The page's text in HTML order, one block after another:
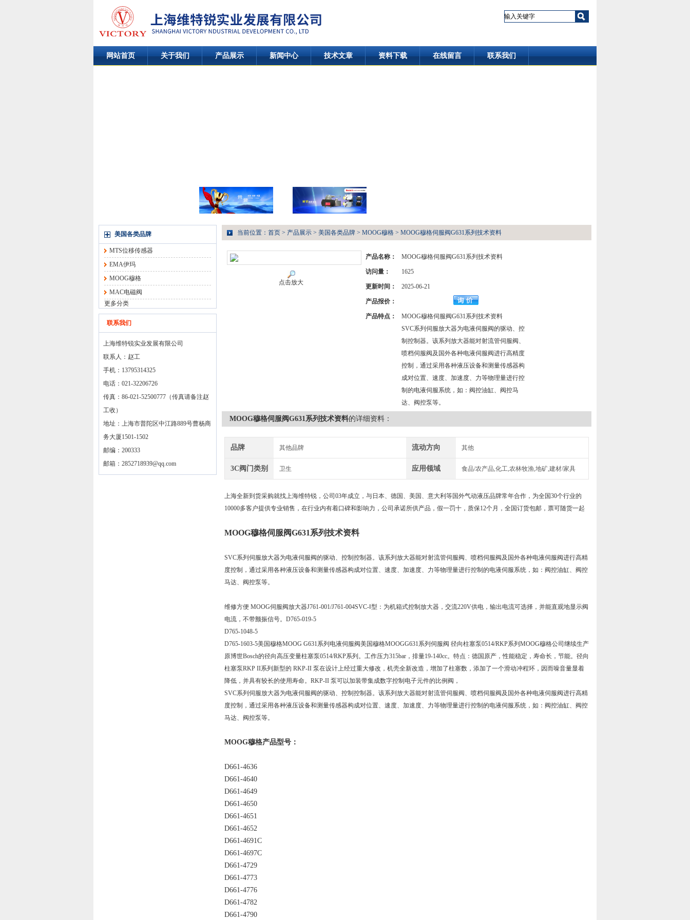
网站首页 关于我们 产品展示 新闻中心 技术文章 资料下载 在线留言 联系我们
美国各类品牌
MTS位移传感器
EMA伊玛
MOOG穆格
MAC电磁阀
更多分类
联系我们
上海维特锐实业发展有限公司
联系人：赵工
手机：13795314325
电话：021-32206726
传真：86-021-52500777（传真请备注赵
工收）
地址：上海市普陀区中江路889号曹杨商
务大厦1501-1502
邮编：200333
邮箱： 2852718939@qq.com
当前位置： 首页 > 产品展示 > 美国各类品牌 > MOOG穆格 > MOOG穆格伺服阀G631系列技术资料
点击放大
产品名称： MOOG穆格伺服阀G631系列技术资料
访问量： 1625
更新时间： 2025-06-21
产品报价：
产品特点：
MOOG穆格伺服阀G631系列技术资料
SVC系列伺服放大器为电液伺服阀的驱动、控
制控制器。该系列放大器能对射流管伺服阀、
喷档伺服阀及国外各种电液伺服阀进行高精度
控制，通过采用各种液压设备和测量传感器构
成对位置、速度、加速度、力等物理量进行控
制的电液伺服系统，如：阀控油缸、阀控马
达、阀控泵等。
MOOG穆格伺服阀G631系列技术资料的详细资料：
品牌 其他品牌 流动方向 其他
3C阀门类别 卫生 应用领域 食品/农产品,化工,农林牧渔,地矿,建材/家具
上海全新到货采购就找上海维特锐，公司03年成立，与日本、德国、美国、意大利等国外气动液压品牌常年合作，为全国30个行业的
10000多客户提供专业销售，在行业内有着口碑和影响力，公司承诺所供产品，假一罚十，质保12个月，全国订货包邮，票可随货一起
MOOG穆格伺服阀G631系列技术资料
SVC系列伺服放大器为电液伺服阀的驱动、控制控制器。该系列放大器能对射流管伺服阀、喷档伺服阀及国外各种电液伺服阀进行高精
度控制，通过采用各种液压设备和测量传感器构成对位置、速度、加速度、力等物理量进行控制的电液伺服系统，如：阀控油缸、阀控
马达、阀控泵等。
维修方便 MOOG伺服阀放大器J761-001/J761-004SVC-Ⅰ型：为机箱式控制放大器，交流220V供电，输出电流可选择，并能直观地显示阀
电流，不带颤振信号。D765-019-5
D765-1048-5
D765-1603-5美国穆格MOOG G631系列电液伺服阀美国穆格MOOGG631系列伺服阀 径向柱塞泵0514/RKP系列MOOG穆格公司继续生产
原博世Bosch的径向高压变量柱塞泵0514/RKP系列。工作压力315bar，排量19-140cc。特点：德国原产，性能稳定，寿命长，节能。径向
柱塞泵RKP II系列新型的 RKP-II 泵在设计上经过重大修改，机壳全新改造，增加了柱塞数，添加了一个滑动冲程环，因而噪音量显着
降低，并具有较长的使用寿命。RKP-II 泵可以加装带集成数字控制电子元件的比例阀，
SVC系列伺服放大器为电液伺服阀的驱动、控制控制器。该系列放大器能对射流管伺服阀、喷档伺服阀及国外各种电液伺服阀进行高精
度控制，通过采用各种液压设备和测量传感器构成对位置、速度、加速度、力等物理量进行控制的电液伺服系统，如：阀控油缸、阀控
马达、阀控泵等。
MOOG穆格产品型号：
D661-4636
D661-4640
D661-4649
D661-4650
D661-4651
D661-4652
D661-4691C
D661-4697C
D661-4729
D661-4773
D661-4776
D661-4782
D661-4790